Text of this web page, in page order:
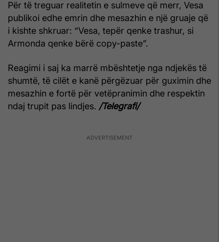
Për të treguar realitetin e sulmeve që merr, Vesa
publikoi edhe emrin dhe mesazhin e një gruaje që
i kishte shkruar: “Vesa, tepër qenke trashur, si
Armonda qenke bërë copy-paste”.
Reagimi i saj ka marrë mbështetje nga ndjekës të
shumtë, të cilët e kanë përgëzuar për guximin dhe
mesazhin e fortë për vetëpranimin dhe respektin
ndaj trupit pas lindjes. /Telegrafi/